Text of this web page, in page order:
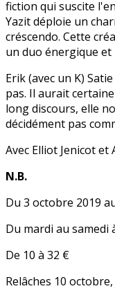
fiction qui suscite
Yazit déploie un
créscendo. Cette
un duo énergique et
Erik (avec un K)
pas. Il aurait
long discours, elle
décidément pas
Avec Elliot Jenicot et
N.B.
Du 3 octobre 2019
Du mardi au samedi
De 10 à 32 €
Relâches 10